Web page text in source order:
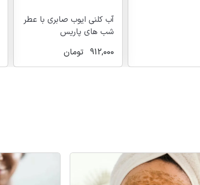
آب کلنی ایوب صابری با عطر
شب های پاریس
912,000 تومان